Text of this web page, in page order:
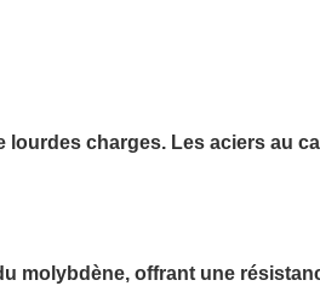
charges. Les aciers au
molybdène, offrant une